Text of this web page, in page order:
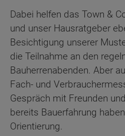
Dabei helfen das Town &
und unser Hausratgeber
Besichtigung unserer
die Teilnahme an den
Bauherrenabenden. Aber
Fach- und
Gespräch mit Freunden
bereits Bauerfahrung
Orientierung.